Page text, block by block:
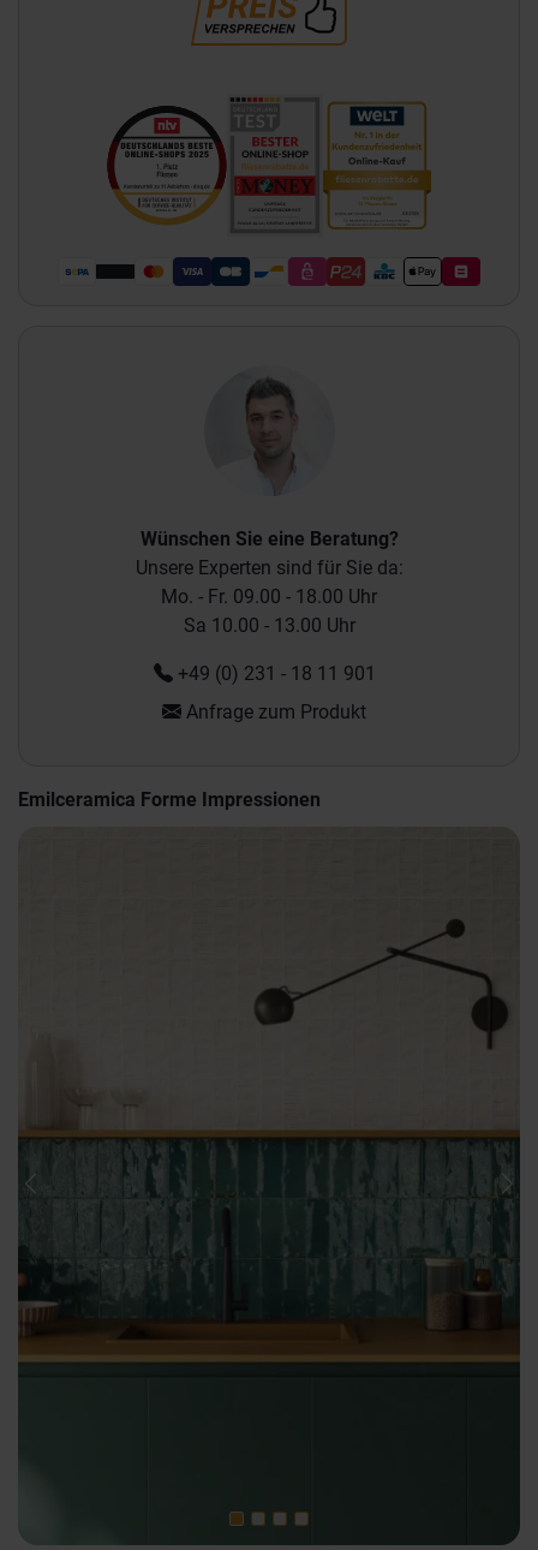
Wünschen Sie eine Beratung?
Unsere Experten sind für Sie da:
Mo. - Fr. 09.00 - 18.00 Uhr
Sa 10.00 - 13.00 Uhr
+49 (0) 231 - 18 11 901
Anfrage zum Produkt
Emilceramica Forme Impressionen
Previous